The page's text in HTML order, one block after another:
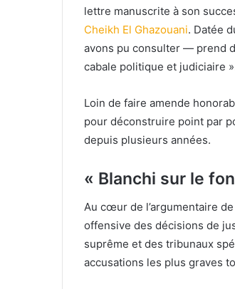
lettre manuscrite à son
Cheikh El Ghazouani. Datée
avons pu consulter — prend
cabale politique et judiciaire
Loin de faire amende
pour déconstruire point par
depuis plusieurs années.
« Blanchi sur le
Au cœur de l’argumentaire
offensive des décisions de
suprême et des tribunaux
accusations les plus graves